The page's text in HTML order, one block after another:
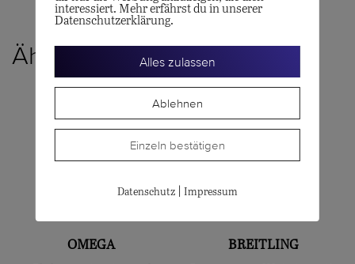
Ähnliche Produkte
OMEGA
BREITLING
interessiert. Mehr erfährst du in unserer
Datenschutzerklärung.
Alles zulassen
Ablehnen
Einzeln bestätigen
Datenschutz| Impressum